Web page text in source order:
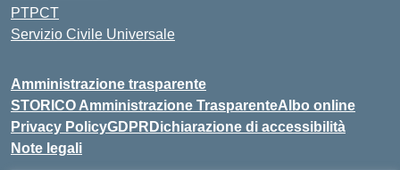
PTPCT
Servizio Civile Universale
Amministrazione trasparente
STORICO Amministrazione TrasparenteAlbo online
Privacy PolicyGDPR Dichiarazione di accessibilità
Note legali